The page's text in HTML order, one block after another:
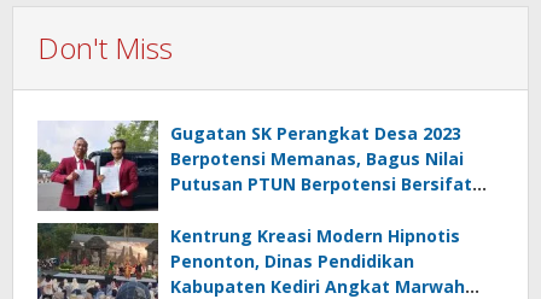
Don't Miss
Gugatan SK Perangkat Desa 2023
Berpotensi Memanas, Bagus Nilai
Putusan PTUN Berpotensi Bersifat
Kentrung Kreasi Modern Hipnotis
Penonton, Dinas Pendidikan
Kabupaten Kediri Angkat Marwah